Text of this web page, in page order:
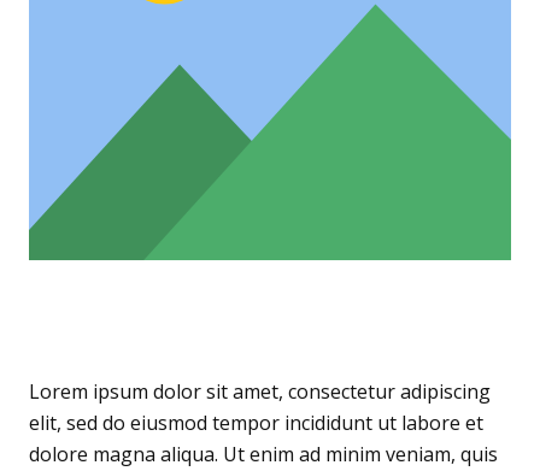
Lorem ipsum dolor sit amet, consectetur adipiscing
elit, sed do eiusmod tempor incididunt ut labore et
dolore magna aliqua. Ut enim ad minim veniam, quis